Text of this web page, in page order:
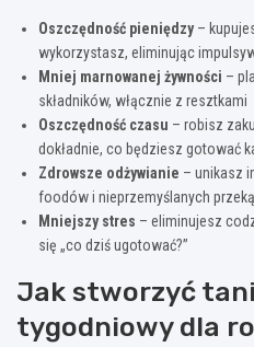
Oszczędność pieniędzy–
wykorzystasz, eliminując
Mniej marnowanej żywności –
składników, włącznie z resztkami
Oszczędność czasu – robisz
dokładnie, co będziesz gotować
Zdrowsze odżywianie – unikasz
foodów i nieprzemyślanych
Mniejszy stres – eliminujesz
się „co dziś ugotować?”
Jak stworzyć
tygodniowy dla